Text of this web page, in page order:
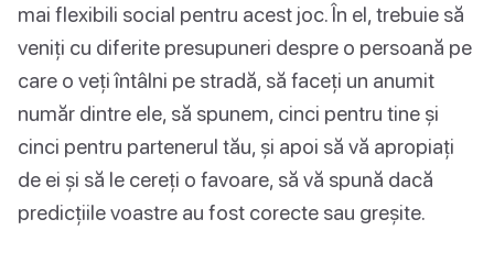
mai flexibili social pentru acest joc. În el, trebuie să
veniți cu diferite presupuneri despre o persoană pe
care o veți întâlni pe stradă, să faceți un anumit
număr dintre ele, să spunem, cinci pentru tine și
cinci pentru partenerul tău, și apoi să vă apropiați
de ei și să le cereți o favoare, să vă spună dacă
predicțiile voastre au fost corecte sau greșite.